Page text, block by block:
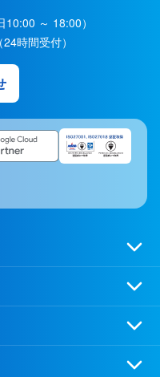
10:00 ～ 18:00）
（24時間受付）